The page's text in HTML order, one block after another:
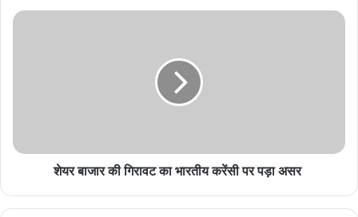
August 6, 2026
MP Congress में बड़ा संगठनात्मक बदलाव, अवधेश
इन पांचों राज्यों में तीन दिसंबर को मतगणना होगी। इन चुनावों में करीब 16 करोड़
शेयर बाजार की गिरावट का भारतीय करेंसी पर पड़ा असर